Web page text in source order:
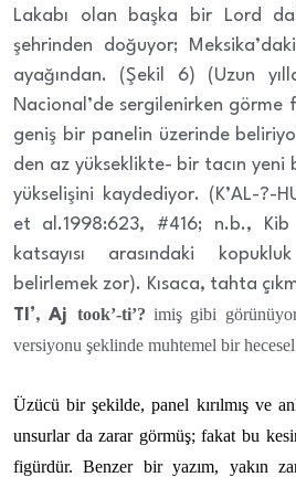
Lakabı olan başka bir Lord
şehrinden doğuyor;
ayağından. (Şekil 6) (Uzun
Nacional’de sergilenirken görme
geniş bir panelin üzerinde
den az yükseklikte- bir tacın yeni
yükselişini kaydediyor. (K’AL-?-
et al.1998:623, #416; n.b.,
katsayısı arasındaki
belirlemek zor). Kısaca, tahta
TI’,Aj took’-ti’? imiş gibi
versiyonu şeklinde muhtemel bir
Üzücü bir şekilde, panel kırılmış ve
unsurlar da zarar görmüş; fakat bu
figürdür. Benzer bir yazım, yakın